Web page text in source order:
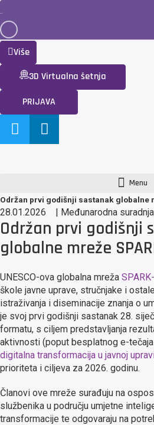
Više
3D Virtualna šetnja
PRIJAVA
Menu
Održan prvi godišnji sastanak globalne
28.01.2026 | Međunarodna suradnja
Održan prvi godišnji
globalne mreže
UNESCO-ova globalna mreža
škole javne uprave, stručnjake i
istraživanja i diseminacije znanja o
je svoj prvi godišnji sastanak 28.
formatu, s ciljem predstavljanja
aktivnosti (poput besplatnog e-tečaja
digitalna transformacija u javnoj
prioriteta i ciljeva za 2026. godinu.
Članovi ove mreže surađuju na
službenika u području umjetne
transformacije te odgovaraju na